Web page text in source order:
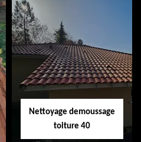
Ramonage de
cheminée 40
Nettoyage demoussage
toiture 40